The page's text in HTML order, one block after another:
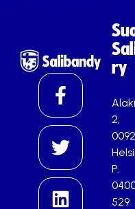
ry
2,
P.
529